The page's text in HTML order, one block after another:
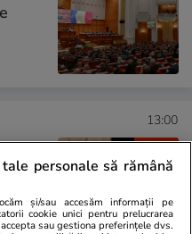
Analiză
13:00
pe
și
personale să rămână
și/sau accesăm informații pe
cookie unici pentru prelucrarea
sau gestiona preferințele dvs.